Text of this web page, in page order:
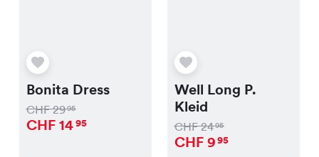
Bonita Dress
CHF2995
CHF1495
Well Long P.
Kleid
CHF2495
CHF995